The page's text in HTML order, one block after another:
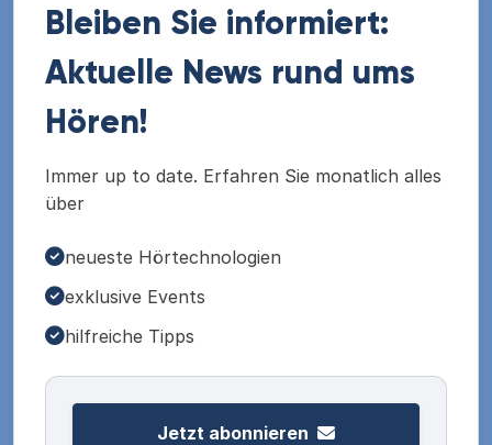
Bleiben Sie informiert:
Aktuelle News rund ums
Hören!
Immer up to date. Erfahren Sie monatlich alles
über
neueste Hörtechnologien
exklusive Events
hilfreiche Tipps
Jetzt abonnieren